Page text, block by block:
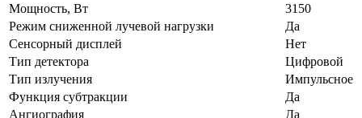
Мощность, Вт
3150
Режим сниженной лучевой нагрузки
Да
Сенсорный дисплей
Нет
Тип детектора
Цифровой
Тип излучения
Импульсное
Функция субтракции
Да
Ангиография
Да